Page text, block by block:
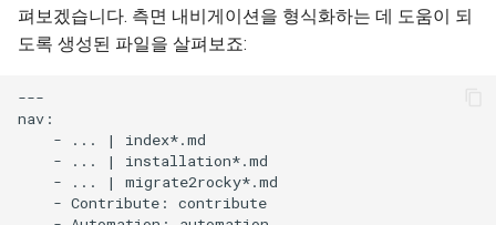
펴보겠습니다. 측면 내비게이션을 형식화하는 데 도움이 되
도록 생성된 파일을 살펴보죠:
---
nav:
    - ... | index*.md
    - ... | installation*.md
    - ... | migrate2rocky*.md
    - Contribute: contribute